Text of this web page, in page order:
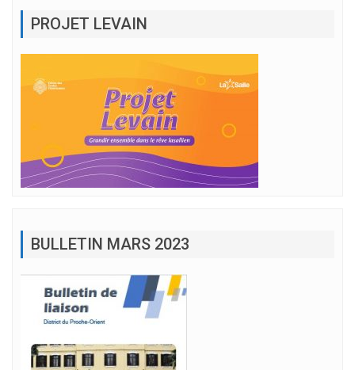
PROJET LEVAIN
BULLETIN MARS 2023